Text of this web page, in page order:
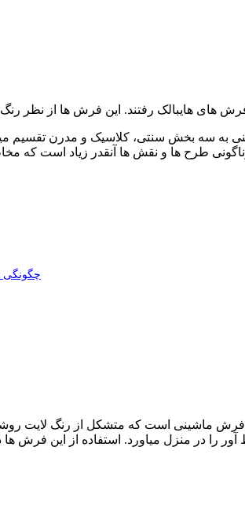
هایبالک رفتند. این فرش ها از نظر رنگ
سه بخش سنتی، کلاسیک و مدرن تقسیم
طرح ها و نقش ها آنقدر زیاد است
چگونگی
ماشینی است که متشکل از رنگ لایت
در منزل میاورد. استفاده از این فرش ها